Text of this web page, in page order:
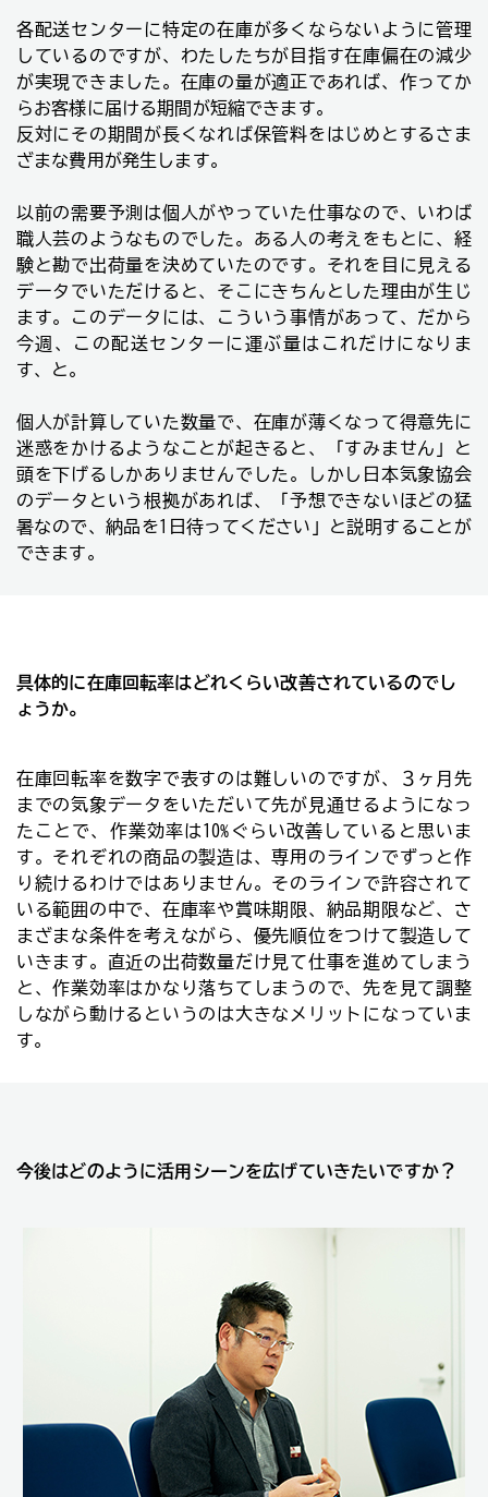
各配送センターに特定の在庫が多くならないように管理
しているのですが、わたしたちが目指す在庫偏在の減少
が実現できました。在庫の量が適正であれば、作ってか
らお客様に届ける期間が短縮できます。
反対にその期間が長くなれば保管料をはじめとするさま
ざまな費用が発生します。
以前の需要予測は個人がやっていた仕事なので、いわば
職人芸のようなものでした。ある人の考えをもとに、経
験と勘で出荷量を決めていたのです。それを目に見える
データでいただけると、そこにきちんとした理由が生じ
ます。このデータには、こういう事情があって、だから
今週、この配送センターに運ぶ量はこれだけになりま
す、と。
個人が計算していた数量で、在庫が薄くなって得意先に
迷惑をかけるようなことが起きると、「すみません」と
頭を下げるしかありませんでした。しかし日本気象協会
のデータという根拠があれば、「予想できないほどの猛
暑なので、納品を1日待ってください」と説明することが
できます。
具体的に在庫回転率はどれくらい改善されているのでし
ょうか。
在庫回転率を数字で表すのは難しいのですが、３ヶ月先
までの気象データをいただいて先が見通せるようになっ
たことで、作業効率は10%ぐらい改善していると思いま
す。それぞれの商品の製造は、専用のラインでずっと作
り続けるわけではありません。そのラインで許容されて
いる範囲の中で、在庫率や賞味期限、納品期限など、さ
まざまな条件を考えながら、優先順位をつけて製造して
いきます。直近の出荷数量だけ見て仕事を進めてしまう
と、作業効率はかなり落ちてしまうので、先を見て調整
しながら動けるというのは大きなメリットになっていま
す。
今後はどのように活用シーンを広げていきたいですか？